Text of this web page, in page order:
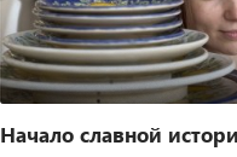
Начало славной